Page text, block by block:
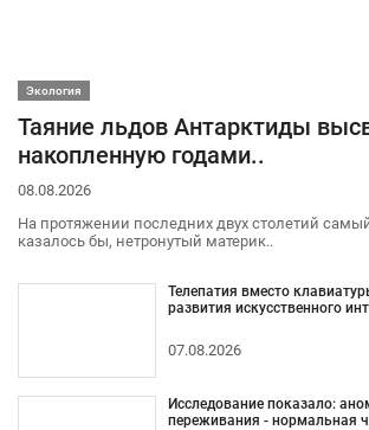
Экология
Таяние льдов Антарктиды
накопленную годами..
08.08.2026
На протяжении последних двух столетий
казалось бы, нетронутый материк..
Телепатия вместо
развития искусственного
07.08.2026
Исследование показало:
переживания - нормальная